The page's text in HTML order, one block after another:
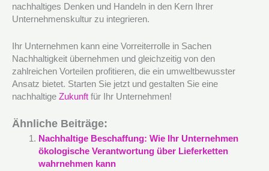
nachhaltiges Denken und Handeln in den Kern Ihrer
Unternehmenskultur zu integrieren.
Ihr Unternehmen kann eine Vorreiterrolle in Sachen
Nachhaltigkeit übernehmen und gleichzeitig von den
zahlreichen Vorteilen profitieren, die ein umweltbewusster
Ansatz bietet. Starten Sie jetzt und gestalten Sie eine
nachhaltige Zukunft für Ihr Unternehmen!
Ähnliche Beiträge:
Nachhaltige Beschaffung: Wie Ihr Unternehmen
ökologische Verantwortung über Lieferketten
wahrnehmen kann